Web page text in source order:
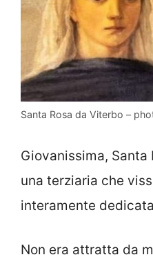
Santa Rosa da Viterbo –
Giovanissima, Santa
una terziaria che
interamente
Non era attratta da